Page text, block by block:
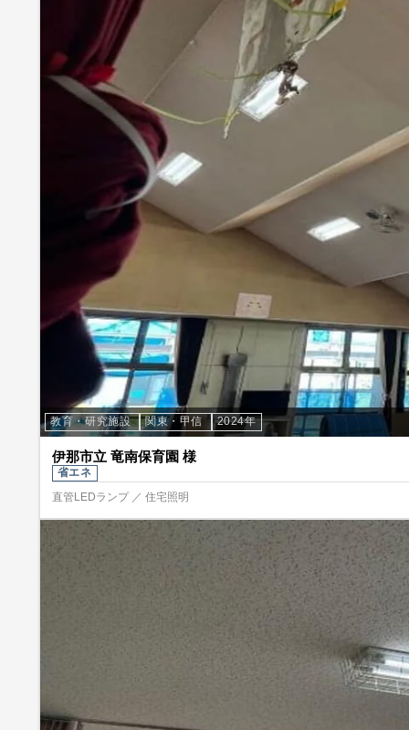
教育・研究施設 関東・甲信 2024年
伊那市立 竜南保育園 様
省エネ
直管LEDランプ ／ 住宅照明